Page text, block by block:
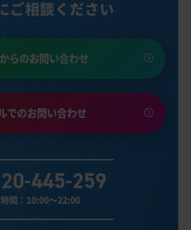
ご相談ください
らのお問い合わせ
でのお問い合わせ
445-259
間：10:00～22:00